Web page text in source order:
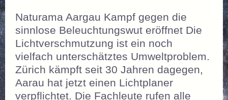
Naturama Aargau Kampf gegen die
sinnlose Beleuchtungswut eröffnet Die
Lichtverschmutzung ist ein noch
vielfach unterschätztes Umweltproblem.
Zürich kämpft seit 30 Jahren dagegen,
Aarau hat jetzt einen Lichtplaner
verpflichtet. Die Fachleute rufen alle